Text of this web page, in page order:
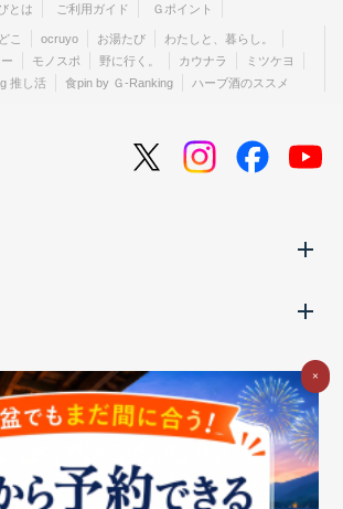
とは ご利用ガイド Ｇポイント
こ ocruyo お湯たび
わたしと、暮らし。
モノスポ 野に行く。 カウナラ
ミツケヨ
推し活 食pin by Ｇ-Ranking ハーブ酒のススメ
の表示 ウェブアクセシビリティの取り組み
×